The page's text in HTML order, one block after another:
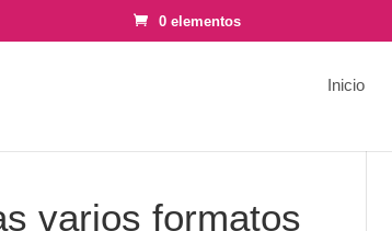
0 elementos
Inicio
varios formatos